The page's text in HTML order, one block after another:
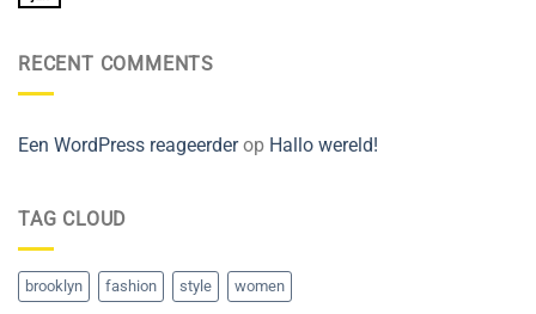
Video
RECENT COMMENTS
Een WordPress reageerderop Hallo wereld!
TAG CLOUD
brooklyn fashion style women